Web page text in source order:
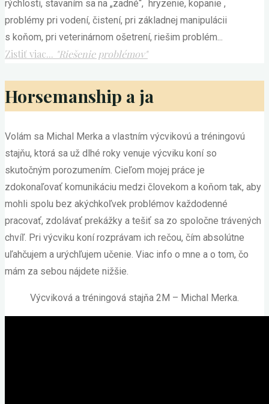
rýchlosti, stavaním sa na „zadné“, hryzenie, kopanie ,
problémy pri vodení, čistení, pri základnej manipulácii
s koňom, pri veterinárnom ošetrení, riešim problém...
Zistiť viac... "Riešenie problémov"
Horsemanship a ja
Volám sa Michal Merka a vlastním výcvikovú a tréningovú
stajňu, ktorá sa už dlhé roky venuje výcviku koní so
skutočným porozumením. Cieľom mojej práce je
zdokonaľovať komunikáciu medzi človekom a koňom tak, aby
mohli spolu bez akýchkoľvek problémov každodenné
pracovať, zdolávať prekážky a tešiť sa zo spoločne trávených
chvíľ. Pri výcviku koní rozprávam ich rečou, čím absolútne
uľahčujem a urýchľujem učenie. Viac info o mne a o tom, čo
mám za sebou nájdete nižšie.
Výcviková a tréningová stajňa 2M – Michal Merka.